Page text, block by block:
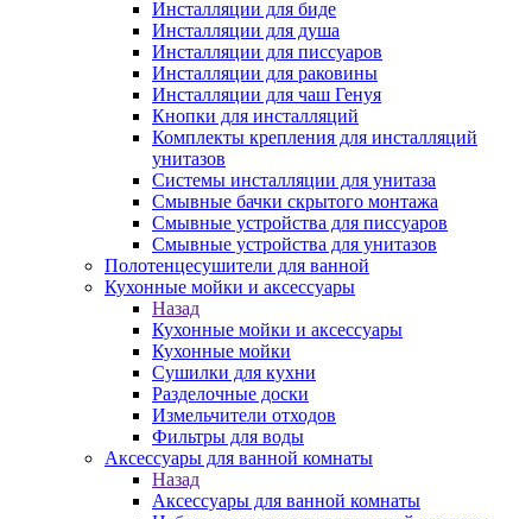
Инсталляции для биде
Инсталляции для душа
Инсталляции для писсуаров
Инсталляции для раковины
Инсталляции для чаш Генуя
Кнопки для инсталляций
Комплекты крепления для инсталляций
унитазов
Системы инсталляции для унитаза
Смывные бачки скрытого монтажа
Смывные устройства для писсуаров
Смывные устройства для унитазов
Полотенцесушители для ванной
Кухонные мойки и аксессуары
Назад
Кухонные мойки и аксессуары
Кухонные мойки
Сушилки для кухни
Разделочные доски
Измельчители отходов
Фильтры для воды
Аксессуары для ванной комнаты
Назад
Аксессуары для ванной комнаты